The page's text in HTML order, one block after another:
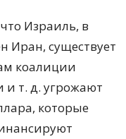
Израиль, в
Иран, существует
коалиции
и т. д. угрожают
которые